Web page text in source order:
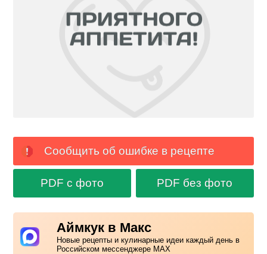
Сообщить об ошибке в рецепте
PDF с фото PDF без фото
Аймкук в Макс
Новые рецепты и кулинарные идеи каждый день в
Российском мессенджере MAX